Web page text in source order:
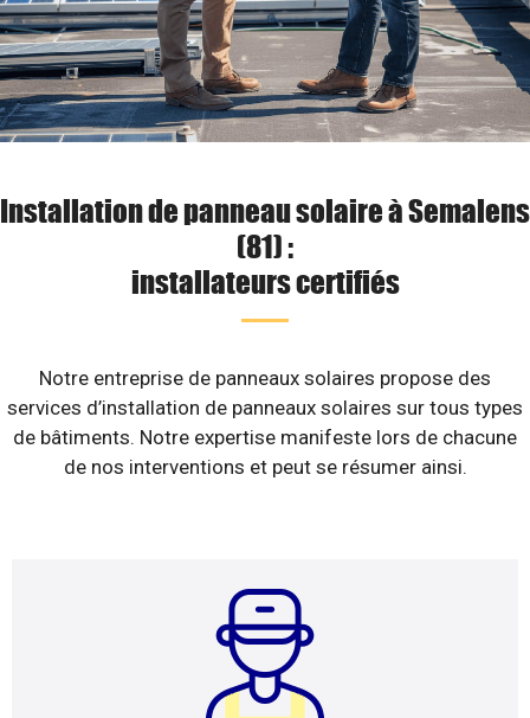
Installation de panneau solaire à Semalens
(81) :
installateurs certifiés
Notre entreprise de panneaux solaires propose des
services d’installation de panneaux solaires sur tous types
de bâtiments. Notre expertise manifeste lors de chacune
de nos interventions et peut se résumer ainsi.